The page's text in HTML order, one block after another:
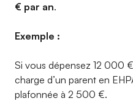
€ par an.
Exemple :
Si vous dépensez 12 000
charge d’un parent en
plafonnée à 2 500 €.